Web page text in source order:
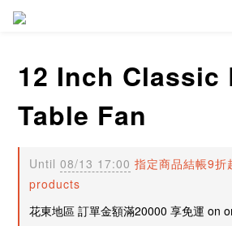
12 Inch Classic
Table Fan
Until 08/13 17:00 指定商品結帳9
products
花東地區 訂單金額滿20000 享免運 on